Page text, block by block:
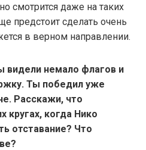
смотрится даже на таких
предстоит сделать очень
в верном направлении.
видели немало флагов и
Ты победил уже
Расскажи, что
кругах, когда Нико
отставание? Что